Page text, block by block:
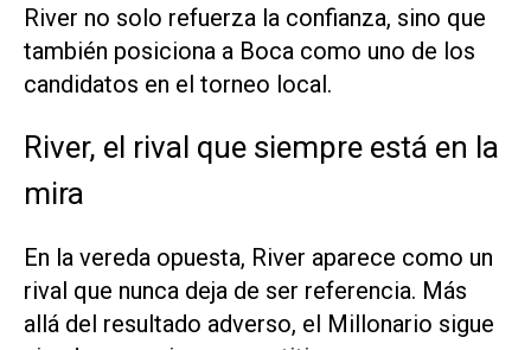
River no solo refuerza la confianza, sino que
también posiciona a Boca como uno de los
candidatos en el torneo local.
River, el rival que siempre está en la
mira
En la vereda opuesta, River aparece como un
rival que nunca deja de ser referencia. Más
allá del resultado adverso, el Millonario sigue